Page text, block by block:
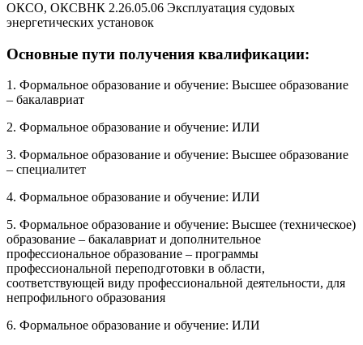
ОКСО, ОКСВНК 2.26.05.06 Эксплуатация судовых
энергетических установок
Основные пути получения квалификации:
1. Формальное образование и обучение: Высшее образование
– бакалавриат
2. Формальное образование и обучение: ИЛИ
3. Формальное образование и обучение: Высшее образование
– специалитет
4. Формальное образование и обучение: ИЛИ
5. Формальное образование и обучение: Высшее (техническое)
образование – бакалавриат и дополнительное
профессиональное образование – программы
профессиональной переподготовки в области,
соответствующей виду профессиональной деятельности, для
непрофильного образования
6. Формальное образование и обучение: ИЛИ